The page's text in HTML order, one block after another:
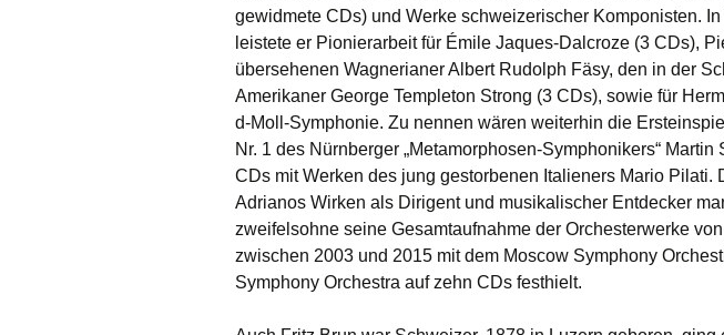
gewidmete CDs) und Werke schweizerischer Komponisten.
leistete er Pionierarbeit für Émile Jaques-Dalcroze (3 CDs),
übersehenen Wagnerianer Albert Rudolph Fäsy, den in der
Amerikaner George Templeton Strong (3 CDs), sowie für
d-Moll-Symphonie. Zu nennen wären weiterhin die
Nr. 1 des Nürnberger „Metamorphosen-Symphonikers“ Martin
CDs mit Werken des jung gestorbenen Italieners Mario Pilati.
Adrianos Wirken als Dirigent und musikalischer Entdecker
zweifelsohne seine Gesamtaufnahme der Orchesterwerke
zwischen 2003 und 2015 mit dem Moscow Symphony
Symphony Orchestra auf zehn CDs festhielt.